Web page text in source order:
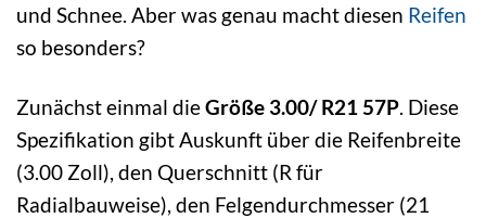
und Schnee. Aber was genau macht diesen Reifen
so besonders?
Zunächst einmal dieGröße 3.00/ R21 57P . Diese
Spezifikation gibt Auskunft über die Reifenbreite
(3.00 Zoll), den Querschnitt (R für
Radialbauweise), den Felgendurchmesser (21